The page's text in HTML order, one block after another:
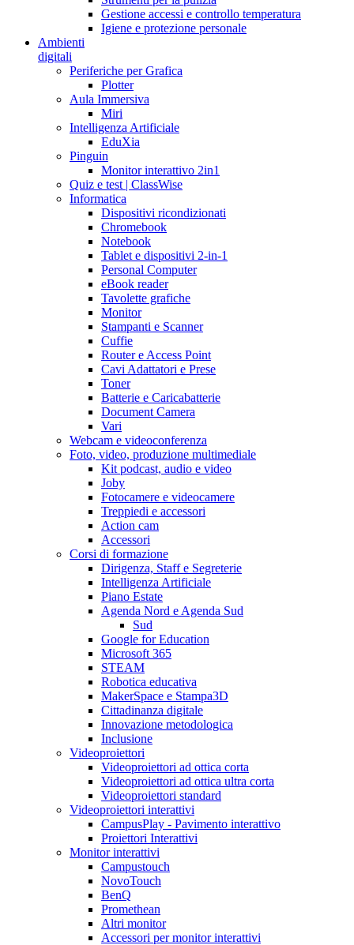
Gestione accessi e controllo temperatura
Igiene e protezione personale
Ambienti
digitali
Periferiche per Grafica
Plotter
Aula Immersiva
Miri
Intelligenza Artificiale
EduXia
Pinguin
Monitor interattivo 2in1
Quiz e test | ClassWise
Informatica
Dispositivi ricondizionati
Chromebook
Notebook
Tablet e dispositivi 2-in-1
Personal Computer
eBook reader
Tavolette grafiche
Monitor
Stampanti e Scanner
Cuffie
Router e Access Point
Cavi Adattatori e Prese
Toner
Batterie e Caricabatterie
Document Camera
Vari
Webcam e videoconferenza
Foto, video, produzione multimediale
Kit podcast, audio e video
Joby
Fotocamere e videocamere
Treppiedi e accessori
Action cam
Accessori
Corsi di formazione
Dirigenza, Staff e Segreterie
Intelligenza Artificiale
Piano Estate
Agenda Nord e Agenda Sud
Sud
Google for Education
Microsoft 365
STEAM
Robotica educativa
MakerSpace e Stampa3D
Cittadinanza digitale
Innovazione metodologica
Inclusione
Videoproiettori
Videoproiettori ad ottica corta
Videoproiettori ad ottica ultra corta
Videoproiettori standard
Videoproiettori interattivi
CampusPlay - Pavimento interattivo
Proiettori Interattivi
Monitor interattivi
Campustouch
NovoTouch
BenQ
Promethean
Altri monitor
Accessori per monitor interattivi